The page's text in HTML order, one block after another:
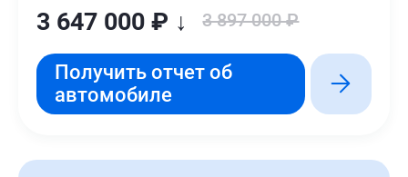
3 647 000 ₽ ↓ 3 897 000 ₽
Получить отчет об
автомобиле